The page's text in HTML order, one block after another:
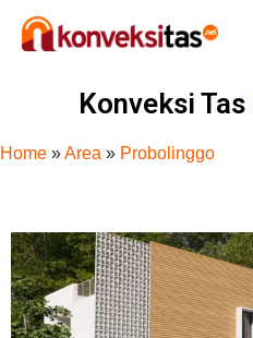
Konveksi Tas
Home »Area » Probolinggo